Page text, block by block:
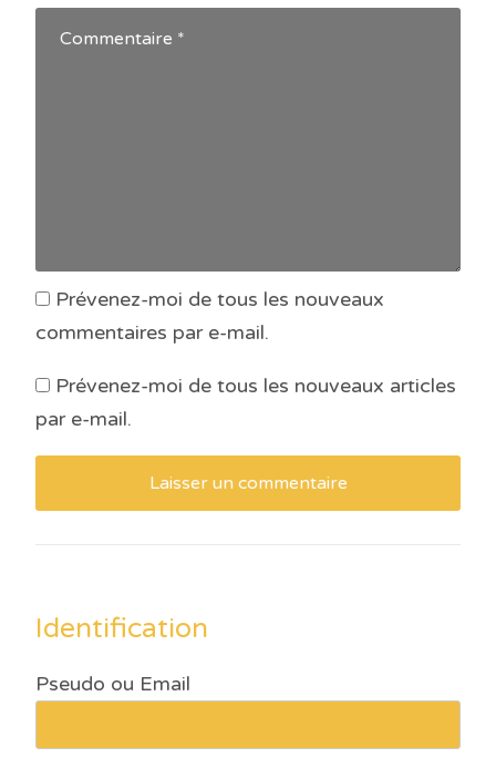
Prévenez-moi de tous les nouveaux
commentaires par e-mail.
Prévenez-moi de tous les nouveaux articles
par e-mail.
Identification
Pseudo ou Email